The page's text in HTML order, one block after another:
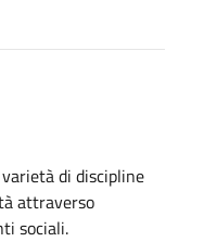
di discipline
attraverso
sociali.